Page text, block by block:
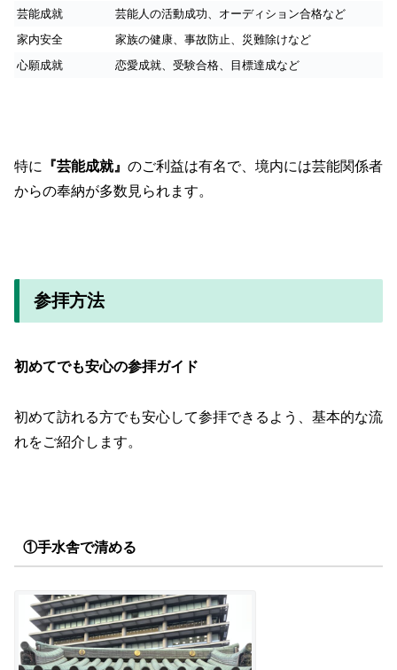
芸能成就
芸能人の活動成功、オーディション合格など
家内安全
家族の健康、事故防止、災難除けなど
心願成就
恋愛成就、受験合格、目標達成など
特に 『芸能成就』 のご利益は有名で、境内には芸能関係者
からの奉納が多数見られます。
参拝方法
初めてでも安心の参拝ガイド
初めて訪れる方でも安心して参拝できるよう、基本的な流
れをご紹介します。
①手水舎で清める